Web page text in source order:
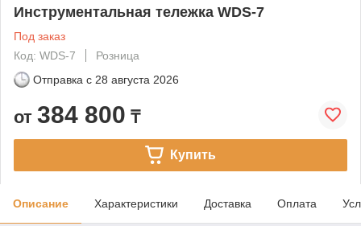
Инструментальная тележка WDS-7
Под заказ
Код: WDS-7
Розница
Отправка с 28 августа 2026
от 384 800 ₸
Купить
Описание Характеристики Доставка Оплата